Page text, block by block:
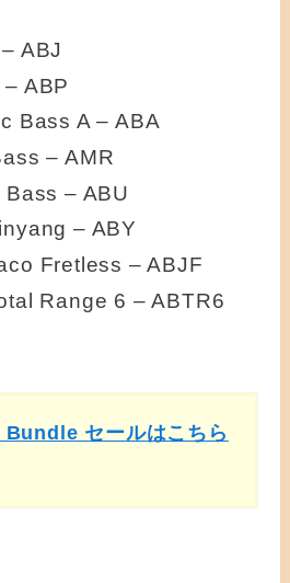
ABJ
ABP
Bass A – ABA
– AMR
– ABU
– ABY
Fretless – ABJF
Range 6 – ABTR6
セールはこちら